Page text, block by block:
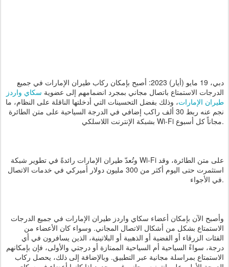
دبي، 19 مايو (أيار) 2023: أصبح بإمكان ركاب طيران الإمارات في جميع
الدرجات الاستمتاع باتصال مجاني بمجرد انضمامهم إلى عضوية سكاي واردز
طيران الإمارات، وذلك بفضل التحسينات التي أدخلتها الناقلة على النظام، ما
نجم عنه ربط 30 ألف راكب إضافي في الدرجة السياحية على متن الطائرة
بشبكة الإنترنت اللاسلكي Wi-Fi مجاناً كل أسبوع.
وتُعدّ طيران الإمارات رائدةً في تطوير شبكة Wi-Fi على متن الطائرة، وقد
استثمرت حتى اليوم أكثر من 300 مليون دولار أميركي في خدمات الاتصال
في الأجواء.
وأصبح الآن بإمكان أعضاء سكاي واردز طيران الإمارات في جميع الدرجات
الاستمتاع بشكل من أشكال الاتصال المجاني. وسواء كان الأعضاء من
الفئات الزرقاء أو الفضية أو الذهبية أو البلاتينية، الذين يسافرون في أي
درجة، سواءً السياحية أم السياحية الممتازة أو درجتي والأولى، فإن بإمكانهم
الاستمتاع بمراسلة مجانية عبر التطبيق. وبالإضافة إلى ذلك، يحصل ركاب